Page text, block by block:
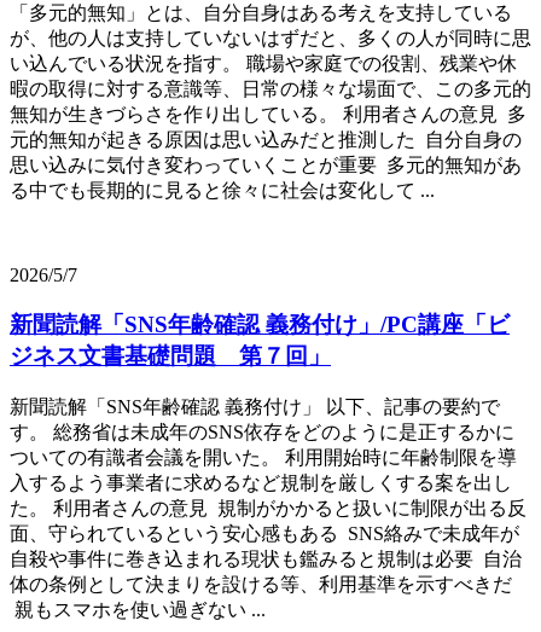
「多元的無知」とは、自分自身はある考えを支持している
が、他の人は支持していないはずだと、多くの人が同時に思
い込んでいる状況を指す。 職場や家庭での役割、残業や休
暇の取得に対する意識等、日常の様々な場面で、この多元的
無知が生きづらさを作り出している。 利用者さんの意見 多
元的無知が起きる原因は思い込みだと推測した 自分自身の
思い込みに気付き変わっていくことが重要 多元的無知があ
る中でも長期的に見ると徐々に社会は変化して ...
2026/5/7
新聞読解「SNS年齢確認 義務付け」/PC講座「ビ
ジネス文書基礎問題 第７回」
新聞読解「SNS年齢確認 義務付け」 以下、記事の要約で
す。 総務省は未成年のSNS依存をどのように是正するかに
ついての有識者会議を開いた。 利用開始時に年齢制限を導
入するよう事業者に求めるなど規制を厳しくする案を出し
た。 利用者さんの意見 規制がかかると扱いに制限が出る反
面、守られているという安心感もある SNS絡みで未成年が
自殺や事件に巻き込まれる現状も鑑みると規制は必要 自治
体の条例として決まりを設ける等、利用基準を示すべきだ
親もスマホを使い過ぎない ...